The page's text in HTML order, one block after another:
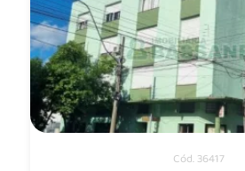
Cód. 36417